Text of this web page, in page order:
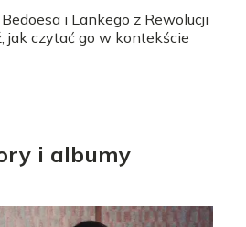
i Lankego z Rewolucji
jak czytać go w kontekście
i albumy